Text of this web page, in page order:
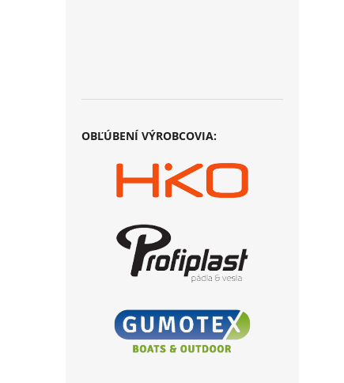
OBĽÚBENÍ VÝROBCOVIA: